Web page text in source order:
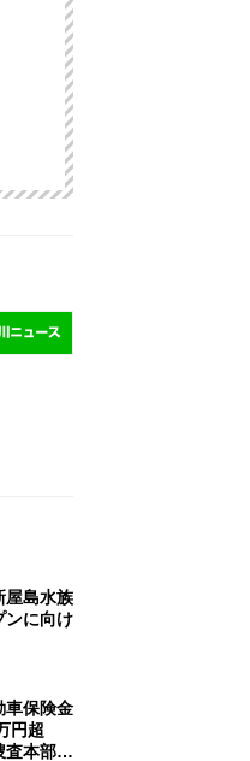
島水族
ンに向け
車保険金
円超
査本部解